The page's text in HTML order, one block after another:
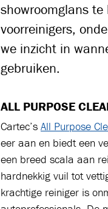
showroomglans
voorreinigers,
we inzicht in
gebruiken.
ALL PURPOSE
Cartec’s All Purpose
eer aan en biedt een
een breed scala aan
hardnekkig vuil tot
krachtige reiniger is